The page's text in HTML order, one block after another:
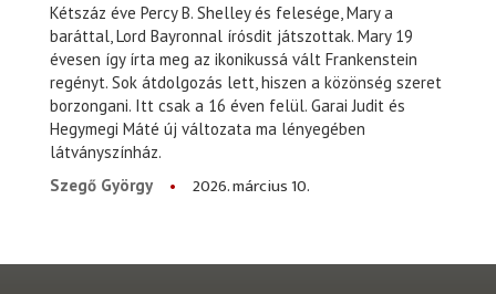
Kétszáz éve Percy B. Shelley és felesége, Mary a
baráttal, Lord Bayronnal írósdit játszottak. Mary 19
évesen így írta meg az ikonikussá vált Frankenstein
regényt. Sok átdolgozás lett, hiszen a közönség szeret
borzongani. Itt csak a 16 éven felül. Garai Judit és
Hegymegi Máté új változata ma lényegében
látványszínház.
Szegő György
2026. március 10.